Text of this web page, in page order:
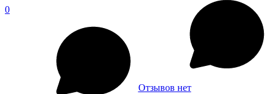
0
Отзывов нет